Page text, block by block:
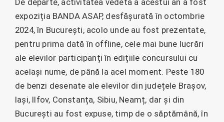
De departe, activitatea vedetă a acestui an a fost
expoziția BANDA ASAP, desfășurată în octombrie
2024, în București, acolo unde au fost prezentate,
pentru prima dată în offline, cele mai bune lucrări
ale elevilor participanți în edițiile concursului cu
același nume, de până la acel moment. Peste 180
de benzi desenate ale elevilor din județele Brașov,
Iași, llfov, Constanța, Sibiu, Neamț, dar și din
București au fost expuse, timp de o săptămână, în